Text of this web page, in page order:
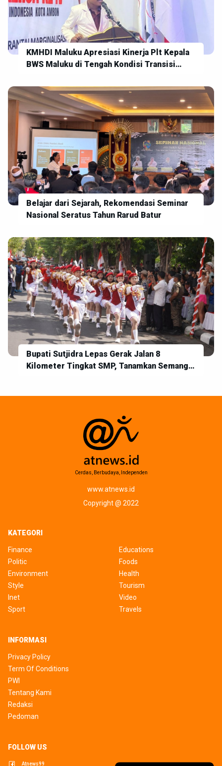
KMHDI Maluku Apresiasi Kinerja Plt Kepala
BWS Maluku di Tengah Kondisi Transisi
Belajar dari Sejarah, Rekomendasi Seminar
Nasional Seratus Tahun Rarud Batur
Bupati Sutjidra Lepas Gerak Jalan 8
Kilometer Tingkat SMP, Tanamkan Semangat
Cerdas, Berbudaya, Independen
www.atnews.id
Copyright @ 2022
KATEGORI
Finance
Politic
Environment
Style
Inet
Sport
Educations
Foods
Health
Tourism
Video
Travels
INFORMASI
Privacy Policy
Term Of Conditions
PWI
Tentang Kami
Redaksi
Pedoman
FOLLOW US
Atnews99